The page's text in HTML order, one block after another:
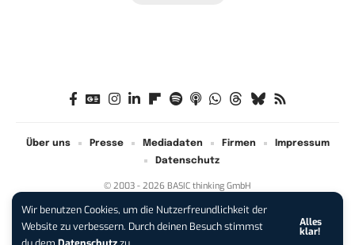
Wir benutzen Cookies, um die Nutzerfreundlichkeit der
Website zu verbessern. Durch deinen Besuch stimmst
Alles
klar!
© 2003 - 2026 BASIC thinking GmbH
Über uns Presse Mediadaten Firmen
Impressum
Datenschutz
iPhone 17 Pro sichern:Für 1 € +
200 € Hardware-Bonus!